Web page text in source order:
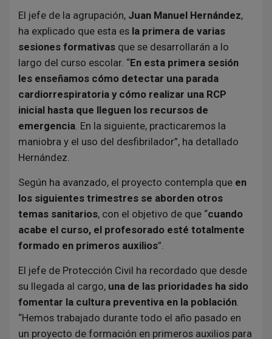
El jefe de la agrupación, Juan Manuel Hernández,
ha explicado que esta es la primera de varias
sesiones formativas que se desarrollarán a lo
largo del curso escolar. “En esta primera sesión
les enseñamos cómo detectar una parada
cardiorrespiratoria y cómo realizar una RCP
inicial hasta que lleguen los recursos de
emergencia. En la siguiente, practicaremos la
maniobra y el uso del desfibrilador”, ha detallado
Hernández.
Según ha avanzado, el proyecto contempla que en
los siguientes trimestres se aborden otros
temas sanitarios, con el objetivo de que “cuando
acabe el curso, el profesorado esté totalmente
formado en primeros auxilios”.
El jefe de Protección Civil ha recordado que desde
su llegada al cargo, una de las prioridades ha sido
fomentar la cultura preventiva en la población.
“Hemos trabajado durante todo el año pasado en
un proyecto de formación en primeros auxilios para